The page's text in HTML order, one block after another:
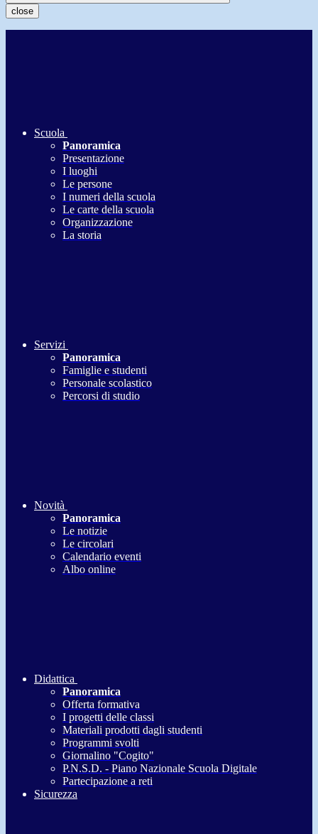
close
Scuola
Panoramica
Presentazione
I luoghi
Le persone
I numeri della scuola
Le carte della scuola
Organizzazione
La storia
Servizi
Panoramica
Famiglie e studenti
Personale scolastico
Percorsi di studio
Novità
Panoramica
Le notizie
Le circolari
Calendario eventi
Albo online
Didattica
Panoramica
Offerta formativa
I progetti delle classi
Materiali prodotti dagli studenti
Programmi svolti
Giornalino "Cogito"
P.N.S.D. - Piano Nazionale Scuola Digitale
Partecipazione a reti
Sicurezza